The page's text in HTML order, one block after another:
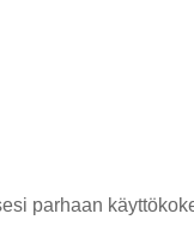
parhaan